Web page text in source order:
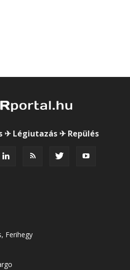
✈ Légiutazás ✈ Repülés
Ferihegy